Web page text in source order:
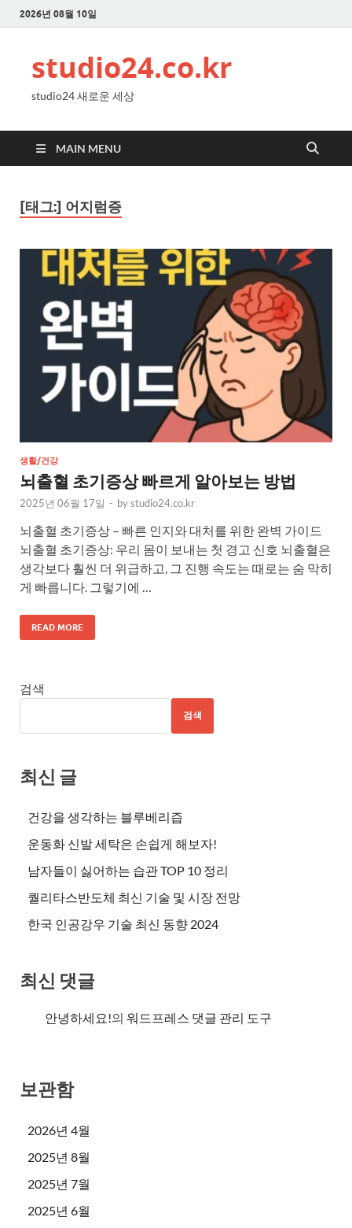
2026년 08월 10일
studio24.co.kr
studio24 새로운 세상
MAIN MENU
[태그:] 어지럼증
생활/건강
뇌출혈 초기증상 빠르게 알아보는 방법
2025년 06월 17일 - bystudio24.co.kr
뇌출혈 초기증상 – 빠른 인지와 대처를 위한 완벽 가이드
뇌출혈 초기증상: 우리 몸이 보내는 첫 경고 신호 뇌출혈은
생각보다 훨씬 더 위급하고, 그 진행 속도는 때로는 숨 막히
게 빠릅니다. 그렇기에 …
READ MORE
검색
검색
최신 글
건강을 생각하는 블루베리즙
운동화 신발 세탁은 손쉽게 해보자!
남자들이 싫어하는 습관 TOP 10 정리
퀄리타스반도체 최신 기술 및 시장 전망
한국 인공강우 기술 최신 동향 2024
최신 댓글
안녕하세요!의 워드프레스 댓글 관리 도구
보관함
2026년 4월
2025년 8월
2025년 7월
2025년 6월